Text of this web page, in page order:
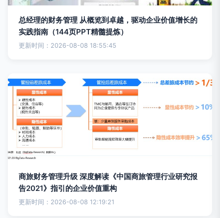
总经理的财务管理 从概览到卓越，驱动企业价值增长的
实践指南（144页PPT精髓提炼）
更新时间：2026-08-08 18:55:45
商旅财务管理升级 深度解读《中国商旅管理行业研究报
告2021》指引的企业价值重构
更新时间：2026-08-08 12:19:21